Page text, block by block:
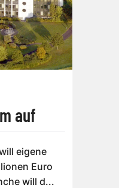
auf
eigene
Euro
will d...